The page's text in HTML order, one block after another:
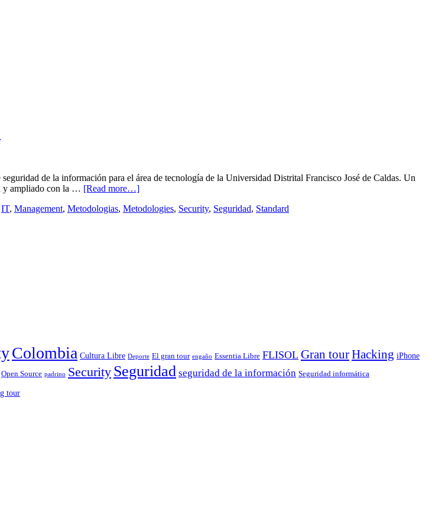
de la información para el área de tecnología de la Universidad Distrital Francisco José de Caldas. Un
y ampliado con la … [Read more…]
IT, Management, Metodologias, Metodologies, Security, Seguridad, Standard
Colombia Cultura Libre Deporte El gran tour engaño Essentia Libre FLISOL Gran tourHacking iPhone
Open Source padrino Security Seguridad seguridad de la información Seguridad informática
tour